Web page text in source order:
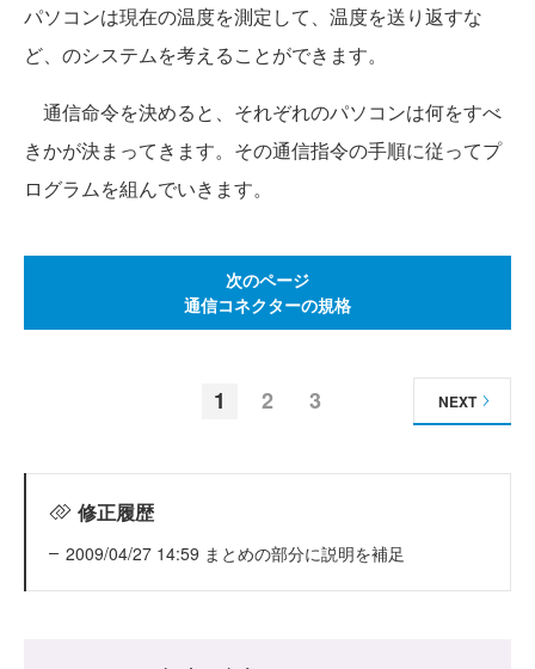
パソコンは現在の温度を測定して、温度を送り返すな
ど、のシステムを考えることができます。
通信命令を決めると、それぞれのパソコンは何をすべ
きかが決まってきます。その通信指令の手順に従ってプ
ログラムを組んでいきます。
次のページ
通信コネクターの規格
1 2 3 NEXT
修正履歴
2009/04/27 14:59 まとめの部分に説明を補足